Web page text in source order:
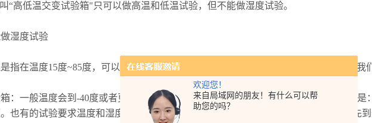
欢迎您！
来自局域网的朋友！有什么可以帮
助您的吗？
“高低温交变试验箱"只可以做高温和低温试验，但不能做湿度试验。
湿度试验
指在温度15度~85度，可以做湿度20%~98%R.H，当然也可根据要求做更低的湿度，我
一般温度会到 -40度或者更低，且可以做湿度(只限制15~85度)。湿热交变试验主要
也有的试验要求温度和湿度按照设定的速率同时变化。一般的恒温恒湿试验是温度先